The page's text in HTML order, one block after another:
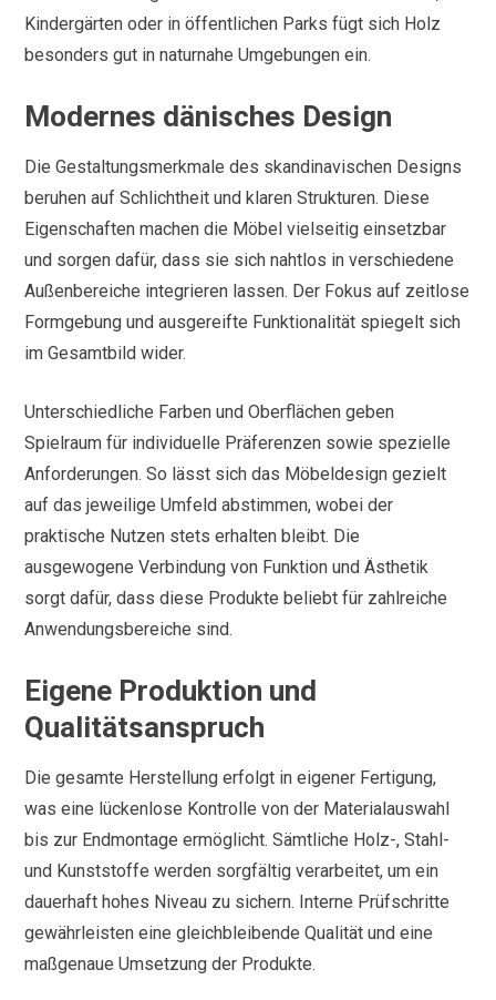
Kindergärten oder in öffentlichen Parks fügt sich Holz
besonders gut in naturnahe Umgebungen ein.
Modernes dänisches Design
Die Gestaltungsmerkmale des skandinavischen Designs
beruhen auf Schlichtheit und klaren Strukturen. Diese
Eigenschaften machen die Möbel vielseitig einsetzbar
und sorgen dafür, dass sie sich nahtlos in verschiedene
Außenbereiche integrieren lassen. Der Fokus auf zeitlose
Formgebung und ausgereifte Funktionalität spiegelt sich
im Gesamtbild wider.
Unterschiedliche Farben und Oberflächen geben
Spielraum für individuelle Präferenzen sowie spezielle
Anforderungen. So lässt sich das Möbeldesign gezielt
auf das jeweilige Umfeld abstimmen, wobei der
praktische Nutzen stets erhalten bleibt. Die
ausgewogene Verbindung von Funktion und Ästhetik
sorgt dafür, dass diese Produkte beliebt für zahlreiche
Anwendungsbereiche sind.
Eigene Produktion und
Qualitätsanspruch
Die gesamte Herstellung erfolgt in eigener Fertigung,
was eine lückenlose Kontrolle von der Materialauswahl
bis zur Endmontage ermöglicht. Sämtliche Holz-, Stahl-
und Kunststoffe werden sorgfältig verarbeitet, um ein
dauerhaft hohes Niveau zu sichern. Interne Prüfschritte
gewährleisten eine gleichbleibende Qualität und eine
maßgenaue Umsetzung der Produkte.